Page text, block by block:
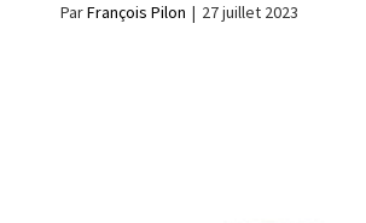
ParFrançois Pilon | 27 juillet 2023